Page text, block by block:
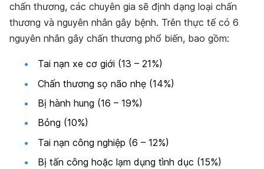
chấn thương, các chuyên gia sẽ định dạng loại chấn
thương và nguyên nhân gây bệnh. Trên thực tế có 6
nguyên nhân gây chấn thương phổ biến, bao gồm:
Tai nạn xe cơ giới (13 – 21%)
Chấn thương sọ não nhẹ (14%)
Bị hành hung (16 – 19%)
Bỏng (10%)
Tai nạn công nghiệp (6 – 12%)
Bị tấn công hoặc lạm dụng tình dục (15%)